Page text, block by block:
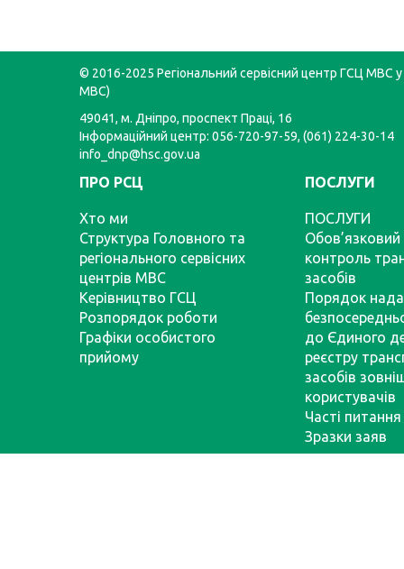
© 2016-2025 Регіональний сервісний центр ГСЦ МВС у
МВС)
49041, м. Дніпро, проспект Праці, 16
Інформаційний центр: 056-720-97-59, (061) 224-30-14
info_dnp@hsc.gov.ua
ПРО РСЦ
Хто ми
Структура Головного та
регіонального сервісних
центрів МВС
Керівництво ГСЦ
Розпорядок роботи
Графіки особистого
прийому
ПОСЛУГИ
ПОСЛУГИ
Обов’язковий
контроль
засобів
Порядок
до Єдиного
реєстру
засобів
користувачів
Часті питання
Зразки заяв